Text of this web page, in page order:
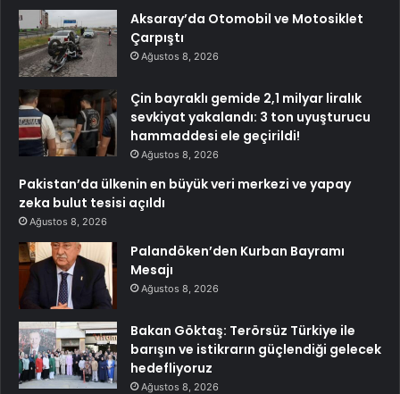
Aksaray’da Otomobil ve Motosiklet
Çarpıştı
Ağustos 8, 2026
Çin bayraklı gemide 2,1 milyar liralık
sevkiyat yakalandı: 3 ton uyuşturucu
hammaddesi ele geçirildi!
Ağustos 8, 2026
Pakistan’da ülkenin en büyük veri merkezi ve yapay
zeka bulut tesisi açıldı
Ağustos 8, 2026
Palandöken’den Kurban Bayramı
Mesajı
Ağustos 8, 2026
Bakan Göktaş: Terörsüz Türkiye ile
barışın ve istikrarın güçlendiği gelecek
hedefliyoruz
Ağustos 8, 2026